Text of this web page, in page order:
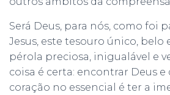
Será Deus, para nós, como foi
Jesus, este tesouro único, belo
pérola preciosa, inigualável e
coisa é certa: encontrar Deus e
coração no essencial é ter a